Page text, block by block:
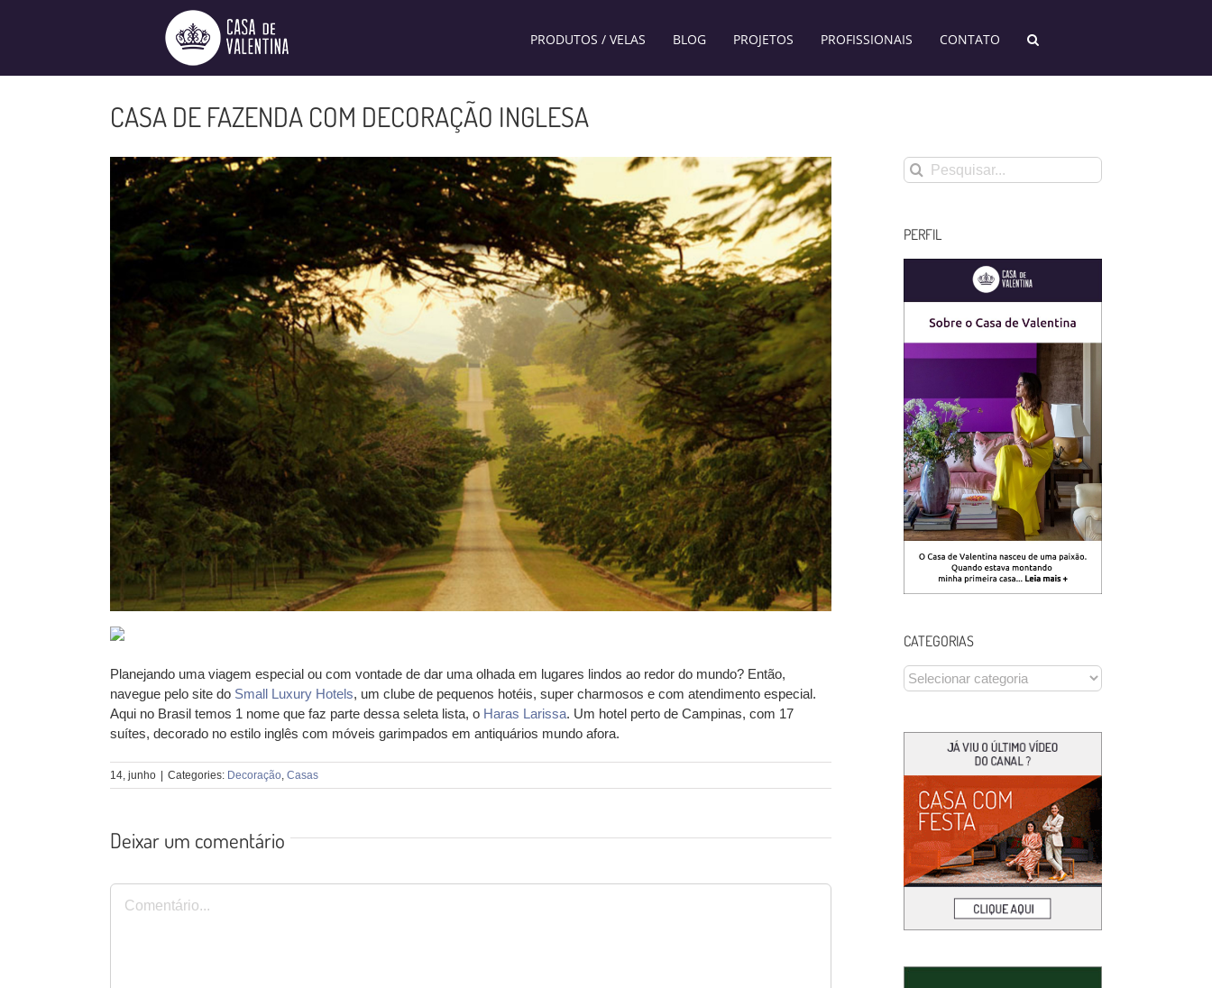
PRODUTOS / VELAS BLOG PROJETOS PROFISSIONAIS CONTATO
CASA DE FAZENDA COM DECORAÇÃO INGLESA
Planejando uma viagem especial ou com vontade de dar uma olhada em lugares lindos ao redor do mundo? Então,
navegue pelo site do Small Luxury Hotels, um clube de pequenos hotéis, super charmosos e com atendimento especial.
Aqui no Brasil temos 1 nome que faz parte dessa seleta lista, o Haras Larissa. Um hotel perto de Campinas, com 17
suítes, decorado no estilo inglês com móveis garimpados em antiquários mundo afora.
14, junho Categories: Decoração, Casas
Deixar um comentário
Comentário
Buscar
resultados
PERFIL
CATEGORIAS
CATEGORIAS